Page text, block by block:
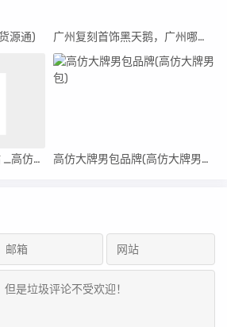
源通) 广州复刻首饰黑天鹅，广州哪里有黑天鹅的蛋糕店
高仿男装奢侈品a货网站 _高仿奢侈品男装货源 高仿大牌男包品牌(高仿大牌男包)